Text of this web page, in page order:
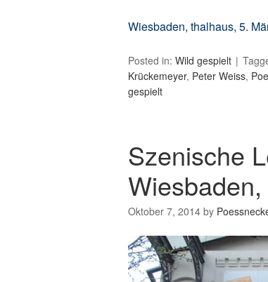
Wiesbaden, thalhaus, 5.
Posted in: Wild gespielt
Krückemeyer, Peter Weiss,
gespielt
Szenische
Oktober 7, 2014 by